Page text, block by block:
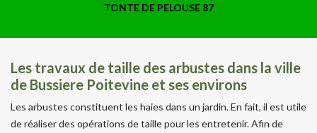
TONTE DE PELOUSE 87
Les travaux de taille des arbustes dans la ville
de Bussiere Poitevine et ses environs
Les arbustes constituent les haies dans un jardin. En fait, il est utile
de réaliser des opérations de taille pour les entretenir. Afin de